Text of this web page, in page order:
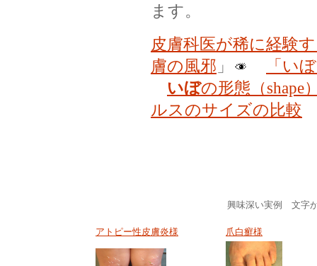
ます。
皮膚科医が稀に経験
膚の風邪 」
「い
いぼの形態（shape
ルスのサイズの比較
興味深い実例 文字か
アトピー性皮膚炎様 爪白癬様